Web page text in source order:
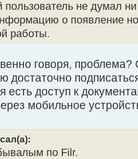
пользователь не думал
о появление
работы.
говоря,
достаточно
есть доступ к
мобильное
по Filr.